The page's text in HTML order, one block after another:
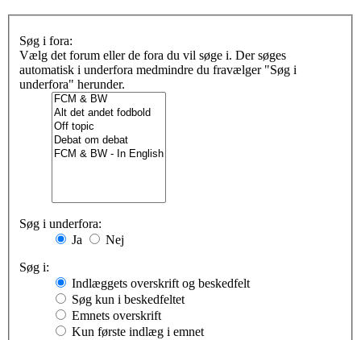
Søg i fora:
Vælg det forum eller de fora du vil søge i. Der søges
automatisk i underfora medmindre du fravælger "Søg i
underfora" herunder.
Søg i underfora:
Ja
Nej
Søg i:
Indlæggets overskrift og beskedfelt
Søg kun i beskedfeltet
Emnets overskrift
Kun første indlæg i emnet